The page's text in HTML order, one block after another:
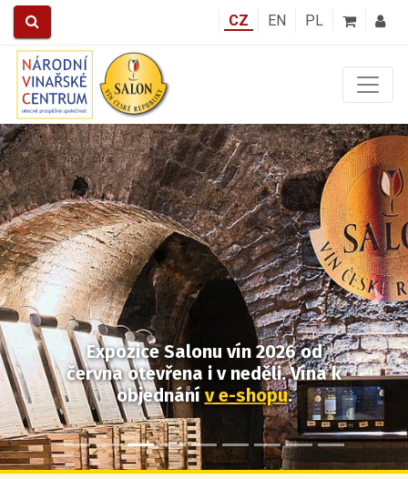
CZ EN PL
Expozice Salonu vín 2026od
června otevřena i v neděli.Vína k
objednání v e-shopu.
Předchozí Další